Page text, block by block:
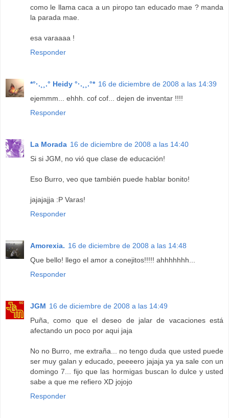
como le llama caca a un piropo tan educado mae ? manda
la parada mae.
esa varaaaa !
Responder
*°·.¸¸.° Heidy °·.¸¸.°* 16 de diciembre de 2008 a las 14:39
ejemmm... ehhh. cof cof... dejen de inventar !!!!
Responder
La Morada 16 de diciembre de 2008 a las 14:40
Si si JGM, no vió que clase de educación!
Eso Burro, veo que también puede hablar bonito!
jajajajja :P Varas!
Responder
Amorexia. 16 de diciembre de 2008 a las 14:48
Que bello! llego el amor a conejitos!!!!! ahhhhhhh...
Responder
JGM 16 de diciembre de 2008 a las 14:49
Puña, como que el deseo de jalar de vacaciones está
afectando un poco por aqui jaja
No no Burro, me extraña... no tengo duda que usted puede
ser muy galan y educado, peeeero jajaja ya ya sale con un
domingo 7... fijo que las hormigas buscan lo dulce y usted
sabe a que me refiero XD jojojo
Responder